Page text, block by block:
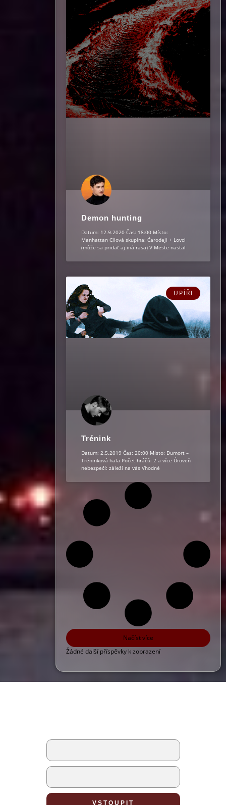
Demon hunting
Datum: 12.9.2020 Čas: 18:00 Místo:
Manhattan Cílová skupina: Čarodeji + Lovci
(môže sa pridať aj iná rasa) V Meste nastal
UPÍŘI
Trénink
Datum: 2.5.2019 Čas: 20:00 Místo: Dumort –
Tréninková hala Počet hráčů: 2 a více Úroveň
nebezpečí: záleží na vás Vhodné
Načíst více
Žádné další příspěvky k zobrazení
VSTOUPIT